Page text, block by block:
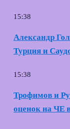
15:38
Александр
Турция и
15:38
Трофимов и
оценок на ЧЕ